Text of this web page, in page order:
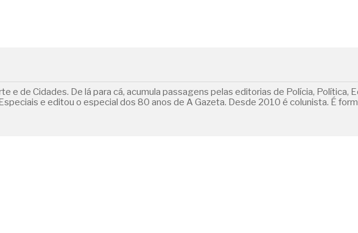
e de Cidades. De lá para cá, acumula passagens pelas editorias de Polícia, Política,
e editou o especial dos 80 anos de A Gazeta. Desde 2010 é colunista. É